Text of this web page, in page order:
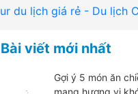
Định
Thiết
du lịch giá rẻ - Du lịch
Bài viết mới nhất
Gợi ý 5 món ăn
mang hương vị